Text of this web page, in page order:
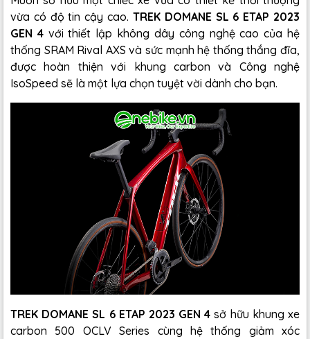
vừa có độ tin cậy cao. TREK DOMANE SL 6 ETAP 2023
GEN 4với thiết lập không dây công nghệ cao của hệ
thống SRAM Rival AXS và sức mạnh hệ thống thắng đĩa,
được hoàn thiện với khung carbon và Công nghệ
IsoSpeed ​sẽ là một lựa chọn tuyệt vời dành cho bạn.
TREK DOMANE SL 6 ETAP 2023 GEN 4sở hữu khung xe
carbon 500 OCLV Series cùng hệ thống giảm xóc